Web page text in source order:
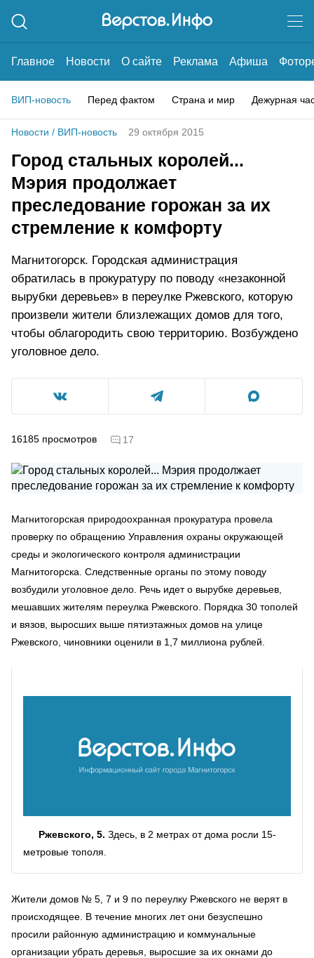
Главное Новости О сайте Реклама Афиша
ВИП-новость Перед фактом Страна и мир Дежурная
Новости / ВИП-новость 29 октября 2015
Город стальных королей...
Мэрия продолжает
преследование горожан за их
стремление к комфорту
Магнитогорск. Городская администрация
обратилась в прокуратуру по поводу «незаконной
вырубки деревьев» в переулке Ржевского, которую
произвели жители близлежащих домов для того,
чтобы облагородить свою территорию. Возбуждено
уголовное дело.
16185 просмотров 17
Магнитогорская природоохранная прокуратура провела
проверку по обращению Управления охраны окружающей
среды и экологического контроля администрации
Магнитогорска. Следственные органы по этому поводу
возбудили уголовное дело. Речь идет о вырубке деревьев,
мешавших жителям переулка Ржевского. Порядка 30 тополей
и вязов, выросших выше пятиэтажных домов на улице
Ржевского, чиновники оценили в 1,7 миллиона рублей.
Ржевского, 5. Здесь, в 2 метрах от дома росли 15-
метровые тополя.
Жители домов № 5, 7 и 9 по переулку Ржевского не верят в
происходящее. В течение многих лет они безуспешно
просили районную администрацию и коммунальные
организации убрать деревья, выросшие за их окнами до